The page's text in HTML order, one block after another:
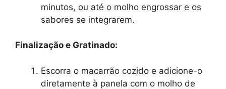
minutos, ou até o molho engrossar e os
sabores se integrarem.
Finalização e Gratinado:
Escorra o macarrão cozido e adicione-o
diretamente à panela com o molho de